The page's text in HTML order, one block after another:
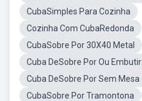
CubaSimples Para Cozinha
Cozinha Com CubaRedonda
CubaSobre Por 30X40 Metal
Cuba DeSobre Por Ou Embutir
Cuba DeSobre Por Sem Mesa
CubaSobre Por Tramontona